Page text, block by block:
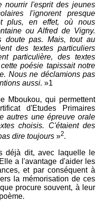
nourrir l'esprit des jeunes
l'ignorent presque
plus, en effet, où nous
ou Alfred de Vigny.
doute pas. Mais, tout au
des textes particuliers
particulière, des textes
poésie tapissait notre
Nous ne déclamions pas
aussi. »1
Mboukou, qui permettent
d'Etudes Primaires
autres une épreuve orale
choisis. C'étaient des
dire toujours »2.
déjà dit, avec laquelle le
a l'avantage d'aider les
et par conséquent à
la mémorisation de ces
procure souvent, à leur